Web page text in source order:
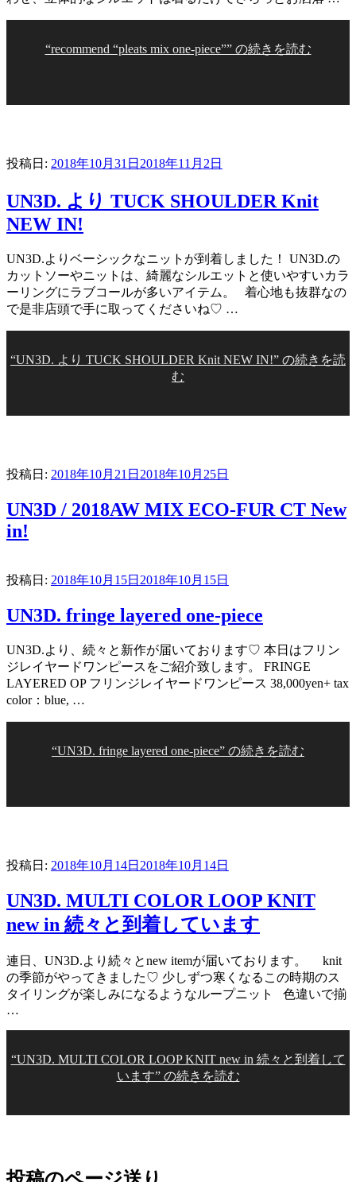
“recommend “pleats mix one-piece”” の続きを読む
投稿日: 2018年10月31日 2018年11月2日
UN3D. より TUCK SHOULDER Knit
NEW IN!
UN3D.よりベーシックなニットが到着しました！ UN3D.の
カットソーやニットは、綺麗なシルエットと使いやすいカラ
ーリングにラブコールが多いアイテム。 着心地も抜群なの
で是非店頭で手に取ってくださいね♡ …
“UN3D. より TUCK SHOULDER Knit NEW IN!” の続きを読
む
投稿日: 2018年10月21日 2018年10月25日
UN3D / 2018AW MIX ECO-FUR CT New
in!
投稿日: 2018年10月15日 2018年10月15日
UN3D. fringe layered one-piece
UN3D.より、続々と新作が届いております♡ 本日はフリン
ジレイヤードワンピースをご紹介致します。 FRINGE
LAYERED OP フリンジレイヤードワンピース 38,000yen+ tax
color：blue, …
“UN3D. fringe layered one-piece” の続きを読む
投稿日: 2018年10月14日 2018年10月14日
UN3D. MULTI COLOR LOOP KNIT
new in 続々と到着しています
連日、UN3D.より続々とnew itemが届いております。 knit
の季節がやってきました♡ 少しずつ寒くなるこの時期のス
タイリングが楽しみになるようなループニット 色違いで揃
…
“UN3D. MULTI COLOR LOOP KNIT new in 続々と到着して
います” の続きを読む